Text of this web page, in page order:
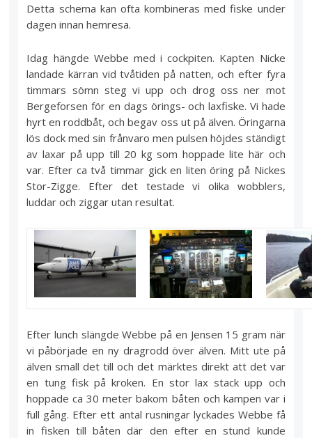
Detta schema kan ofta kombineras med fiske under
dagen innan hemresa.
Idag hängde Webbe med i cockpiten. Kapten Nicke
landade kärran vid tvåtiden på natten, och efter fyra
timmars sömn steg vi upp och drog oss ner mot
Bergeforsen för en dags örings- och laxfiske. Vi hade
hyrt en roddbåt, och begav oss ut på älven. Öringarna
lös dock med sin frånvaro men pulsen höjdes ständigt
av laxar på upp till 20 kg som hoppade lite här och
var. Efter ca två timmar gick en liten öring på Nickes
Stor-Zigge. Efter det testade vi olika wobblers,
luddar och ziggar utan resultat.
Efter lunch slängde Webbe på en Jensen 15 gram när
vi påbörjade en ny dragrodd över älven. Mitt ute på
älven small det till och det märktes direkt att det var
en tung fisk på kroken. En stor lax stack upp och
hoppade ca 30 meter bakom båten och kampen var i
full gång. Efter ett antal rusningar lyckades Webbe få
in fisken till båten där den efter en stund kunde